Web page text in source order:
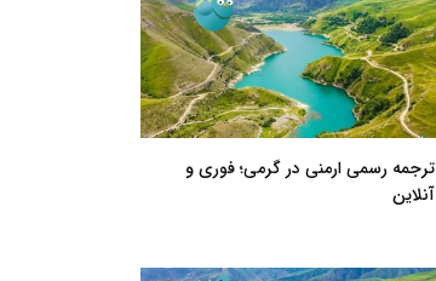
ترجمه رسمی ارمنی در گرمی؛ فوری و
آنلاین